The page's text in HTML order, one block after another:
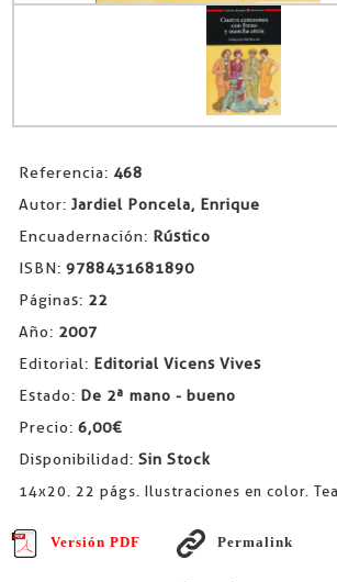
Referencia: 468
Autor: Jardiel Poncela, Enrique
Encuadernación: Rústico
ISBN: 9788431681890
Páginas: 22
Año: 2007
Editorial: Editorial Vicens Vives
Estado: De 2ª mano - bueno
Precio: 6,00€
Disponibilidad: Sin Stock
14x20. 22 págs. Ilustraciones en color.
Versión PDF Permalink